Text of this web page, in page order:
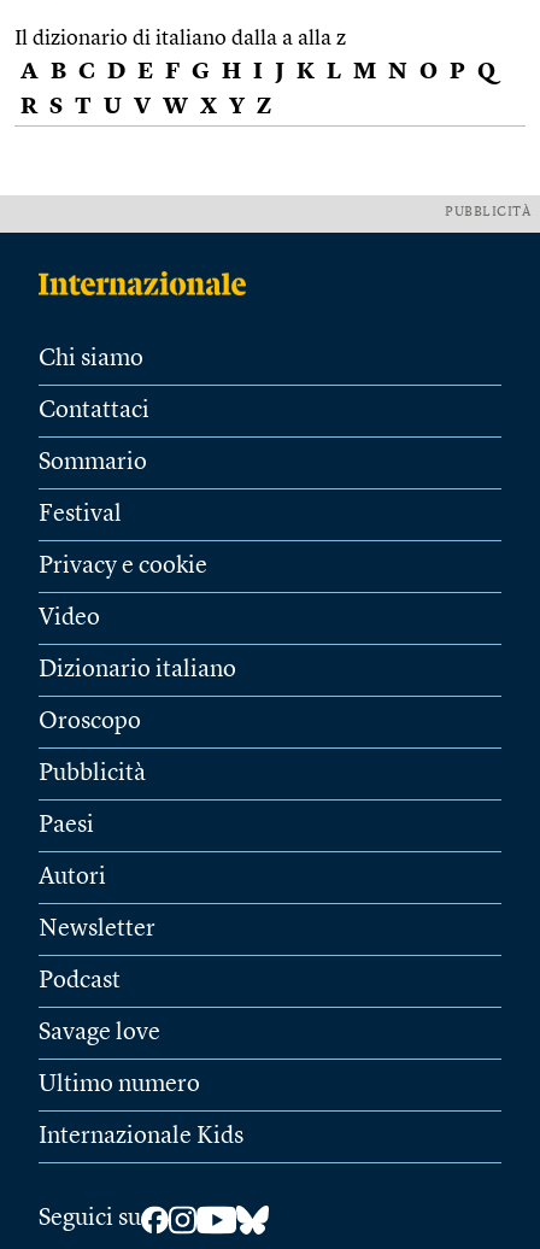
Il dizionario di italiano dalla a alla z
A B C D E F G H I J K L M N O P Q
R S T U V W X Y Z
PUBBLICITÀ
Chi siamo
Contattaci
Sommario
Festival
Privacy e cookie
Video
Dizionario italiano
Oroscopo
Pubblicità
Paesi
Autori
Newsletter
Podcast
Savage love
Ultimo numero
Internazionale Kids
Seguici su